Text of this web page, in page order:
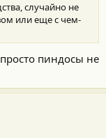
случайно не
или еще с чем-
пиндосы не